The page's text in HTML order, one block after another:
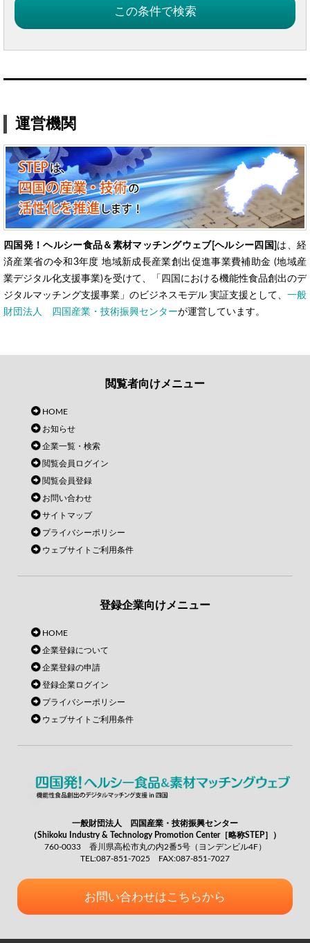
運営機関
四国発！ヘルシー食品＆素材マッチングウェブ[ヘルシー四国] は、経
済産業省の令和3年度 地域新成長産業創出促進事業費補助金 (地域産
業デジタル化支援事業)を受けて、「四国における機能性食品創出のデ
ジタルマッチング支援事業」のビジネスモデル 実証支援として、 一般
財団法人 四国産業・技術振興センターが運営しています。
閲覧者向けメニュー
HOME
お知らせ
企業一覧・検索
閲覧会員ログイン
閲覧会員登録
お問い合わせ
サイトマップ
プライバシーポリシー
ウェブサイトご利用条件
登録企業向けメニュー
HOME
企業登録について
企業登録の申請
登録企業ログイン
プライバシーポリシー
ウェブサイトご利用条件
一般財団法人 四国産業・技術振興センター
（Shikoku Industry & Technology Promotion Center［略称STEP］）
760-0033 香川県高松市丸の内2番5号（ヨンデンビル4F）
TEL:087-851-7025 FAX:087-851-7027
お問い合わせはこちらから